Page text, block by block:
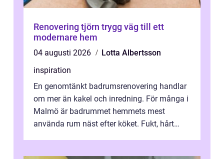
Renovering tjörn trygg väg till ett
modernare hem
04 augusti 2026
Lotta Albertsson
inspiration
En genomtänkt badrumsrenovering handlar
om mer än kakel och inredning. För många i
Malmö är badrummet hemmets mest
använda rum näst efter köket. Fukt, hårt